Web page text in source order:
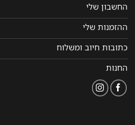
החשבון שלי
ההזמנות שלי
כתובות חיוב ומשלוח
החנות